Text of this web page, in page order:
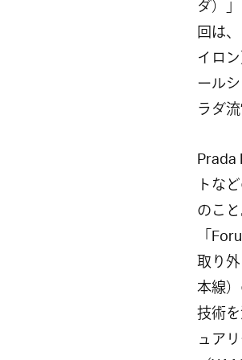
ダ）
回は
イロ
ール
ラダ
トな
のこ
「
取り
本線
技術
ュア